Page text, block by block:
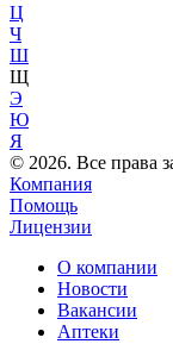
Ц
Ч
Ш
Щ
Э
Ю
Я
© 2026. Все права
Компания
Помощь
Лицензии
О компании
Новости
Вакансии
Аптеки